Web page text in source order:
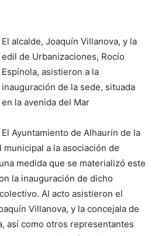
El alcalde, Joaquín Villanova, y la
edil de Urbanizaciones, Rocío
Espínola, asistieron a la
inauguración de la sede, situada
en la avenida del Mar
El Ayuntamiento de Alhaurín de la
a la asociación de
medida que se materializó este
la inauguración de dicho
Al acto asistieron el
Villanova, y la concejala de
así como otros representantes